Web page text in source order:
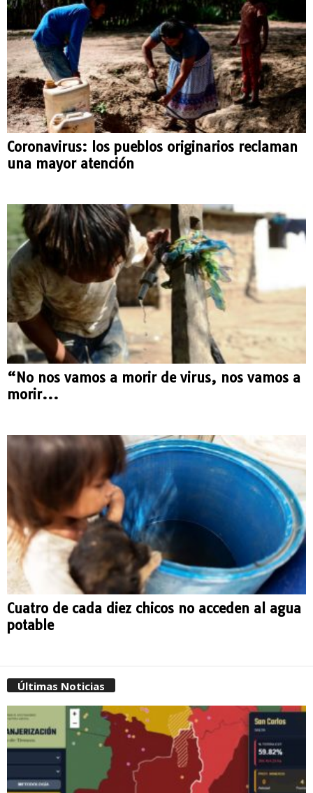
Coronavirus: los pueblos originarios reclaman
una mayor atención
“No nos vamos a morir de virus, nos vamos a
morir...
Cuatro de cada diez chicos no acceden al agua
potable
Últimas Noticias